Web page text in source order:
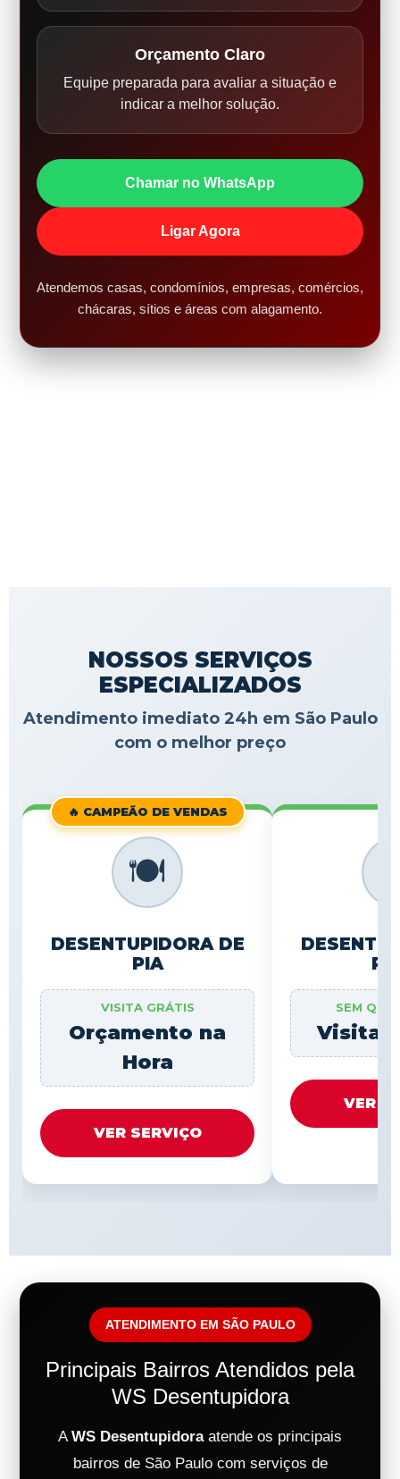
Orçamento Claro
Equipe preparada para avaliar a situação e
indicar a melhor solução.
Chamar no WhatsApp
Ligar Agora
Atendemos casas, condomínios, empresas, comércios,
chácaras, sítios e áreas com alagamento.
NOSSOS SERVIÇOS
ESPECIALIZADOS
Atendimento imediato 24h em São Paulo
com o melhor preço
🔥 CAMPEÃO DE VENDAS
🍽️
DESENTUPIDORA DE
PIA
VISITA GRÁTIS
Orçamento na
Hora
VER SERVIÇO
SEM
Visita
VER
ATENDIMENTO EM SÃO PAULO
Principais Bairros Atendidos pela
WS Desentupidora
A WS Desentupidoraatende os principais
bairros de São Paulo com serviços de